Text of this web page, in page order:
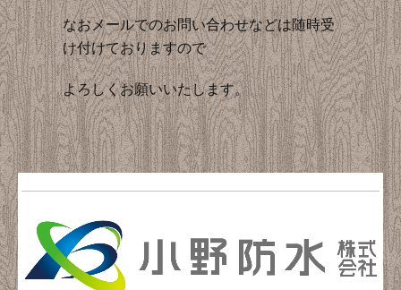
なおメールでのお問い合わせなどは随時受
け付けておりますので
よろしくお願いいたします。